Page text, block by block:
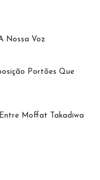
Nossa Voz
Portões Que
Moffat Takadiwa